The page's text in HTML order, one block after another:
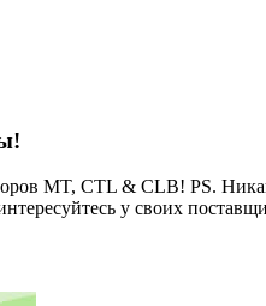
MT, CTL & CLB! PS.
у своих